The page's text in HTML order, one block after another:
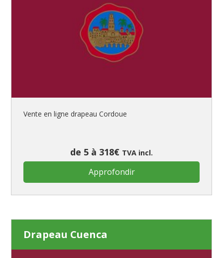
Vente en ligne drapeau Cordoue
de 5 à 318€ TVA incl.
Approfondir
Drapeau Cuenca